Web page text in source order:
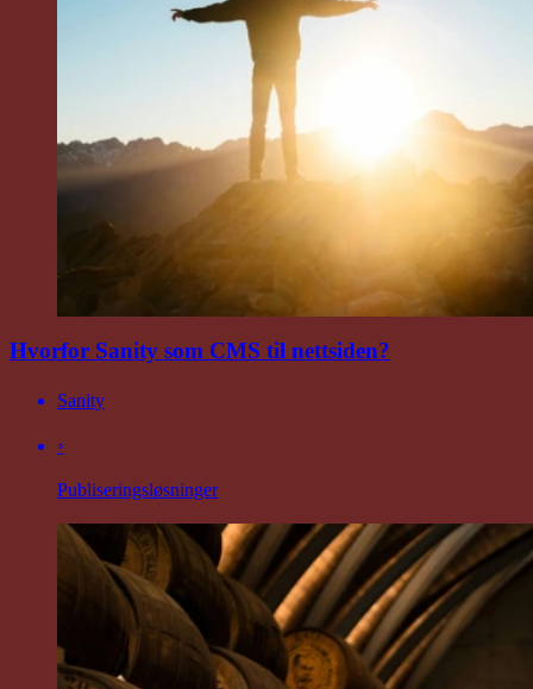
Hvorfor Sanity som CMS til nettsiden?
Sanity
◦
Publiseringsløsninger